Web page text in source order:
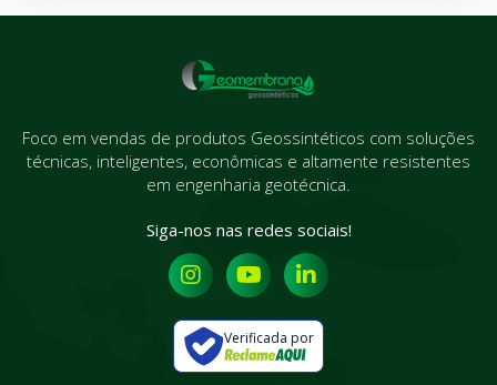
Foco em vendas de produtos Geossintéticos com soluções
técnicas, inteligentes, econômicas e altamente resistentes
em engenharia geotécnica.
Siga-nos nas redes sociais!
Verificada por